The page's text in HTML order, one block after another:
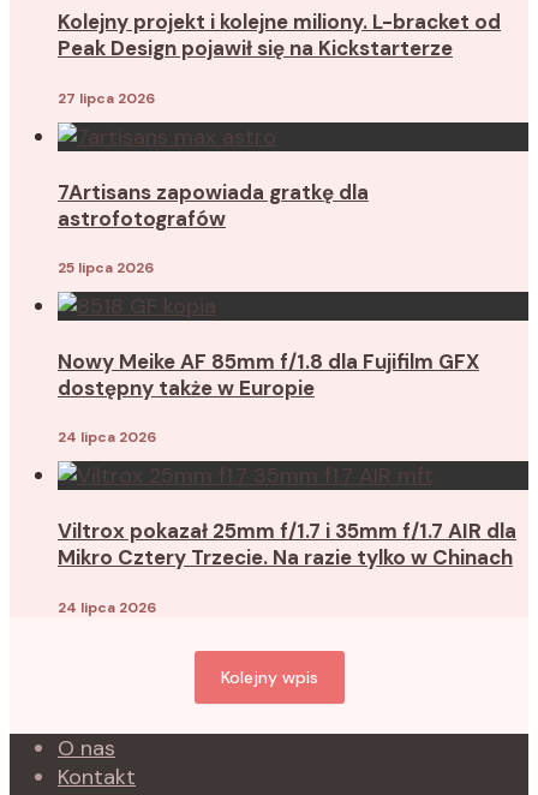
Kolejny projekt i kolejne miliony. L-bracket od
Peak Design pojawił się na Kickstarterze
27 lipca 2026
7Artisans zapowiada gratkę dla
astrofotografów
25 lipca 2026
Nowy Meike AF 85mm f/1.8 dla Fujifilm GFX
dostępny także w Europie
24 lipca 2026
Viltrox pokazał 25mm f/1.7 i 35mm f/1.7 AIR dla
Mikro Cztery Trzecie. Na razie tylko w Chinach
24 lipca 2026
Kolejny wpis
O nas
Kontakt